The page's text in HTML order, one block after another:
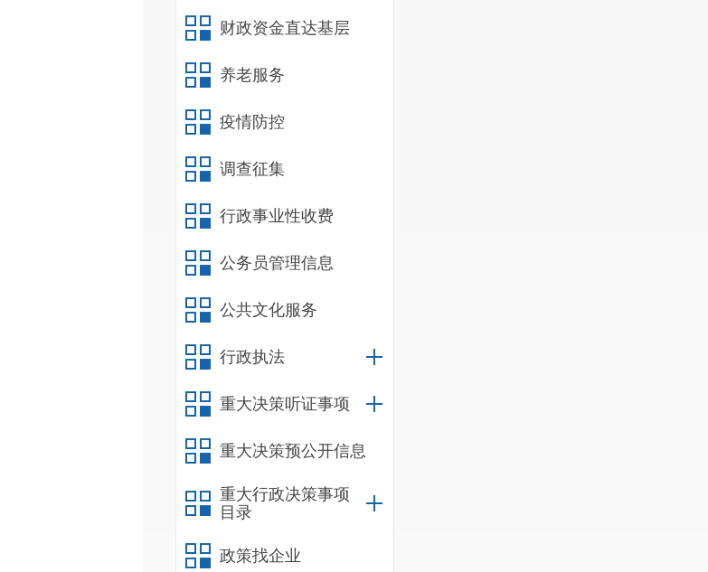
财政资金直达基层
养老服务
疫情防控
调查征集
行政事业性收费
公务员管理信息
公共文化服务
行政执法
重大决策听证事项
重大决策预公开信息
重大行政决策事项
目录
政策找企业